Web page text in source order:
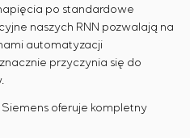
po standardowe
naszych RNN pozwalają na
automatyzacji
przyczynia się do
oferuje kompletny